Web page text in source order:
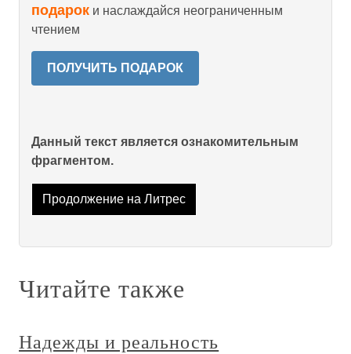
подарок и наслаждайся неограниченным
чтением
ПОЛУЧИТЬ ПОДАРОК
Данный текст является ознакомительным
фрагментом.
Продолжение на Литрес
Читайте также
Надежды и реальность